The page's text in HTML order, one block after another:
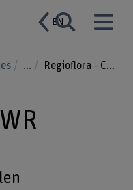
EN
... Regioflora - CWR